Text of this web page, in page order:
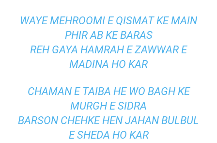
WAYE MEHROOMI E QISMAT KE MAIN
PHIR AB KE BARAS
REH GAYA HAMRAH E ZAWWAR E
MADINA HO KAR
CHAMAN E TAIBA HE WO BAGH KE
MURGH E SIDRA
BARSON CHEHKE HEN JAHAN BULBUL
E SHEDA HO KAR